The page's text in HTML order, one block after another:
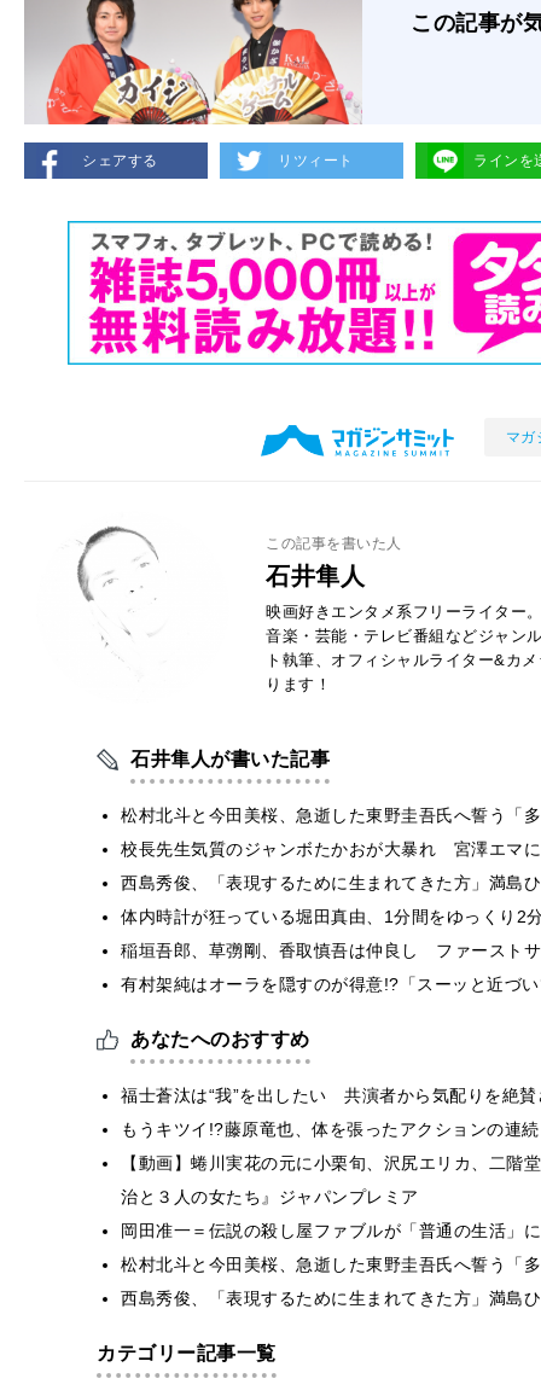
この記事が
シェアする リツィート ラインを
マガ
この記事を書いた人
石井隼人
映画好きエンタメ系フリーライター
音楽・芸能・テレビ番組などジャン
ト執筆、オフィシャルライター&カ
ります！
石井隼人が書いた記事
松村北斗と今田美桜、急逝した東野圭吾氏へ誓う「
校長先生気質のジャンボたかおが大暴れ 宮澤エマ
西島秀俊、「表現するために生まれてきた方」満島
体内時計が狂っている堀田真由、1分間をゆっくり2
稲垣吾郎、草彅剛、香取慎吾は仲良し ファースト
有村架純はオーラを隠すのが得意!?「スーッと近づ
あなたへのおすすめ
福士蒼汰は“我”を出したい 共演者から気配りを絶
もうキツイ!?藤原竜也、体を張ったアクションの連
【動画】蜷川実花の元に小栗旬、沢尻エリカ、二階
治と３人の女たち』ジャパンプレミア
岡田准一＝伝説の殺し屋ファブルが「普通の生活」
松村北斗と今田美桜、急逝した東野圭吾氏へ誓う「
西島秀俊、「表現するために生まれてきた方」満島
カテゴリー記事一覧